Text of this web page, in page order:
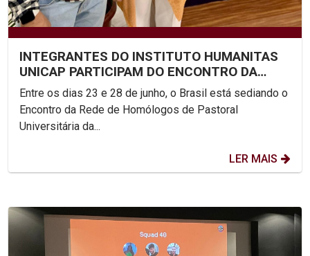
INTEGRANTES DO INSTITUTO HUMANITAS
UNICAP PARTICIPAM DO ENCONTRO DA
REDE DE PASTORAL...
Entre os dias 23 e 28 de junho, o Brasil está sediando o
Encontro da Rede de Homólogos de Pastoral
Universitária da...
LER MAIS